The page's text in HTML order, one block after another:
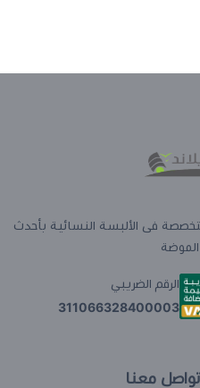
فى الألبسة النسائية بأحدث
الرقم الضريبي
311066328400003
تواصل معنا